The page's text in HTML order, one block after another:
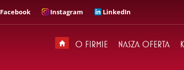
Sekretariat
Facebook Instagram LinkedIn
O FIRMIE NASZA OFERTA